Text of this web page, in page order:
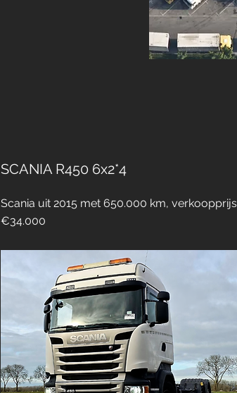
SCANIA R450 6x2*4
Scania uit 2015 met 650.000 km, verkoopprijs
€34.000